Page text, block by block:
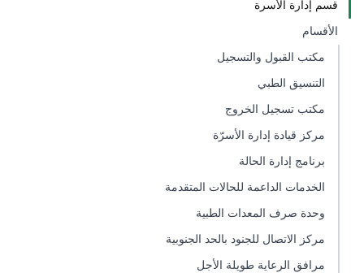
قسم إدارة الأسرة
الأقسام
مكتب القبول والتسجيل
التنسيق الطبي
مكتب تسجيل الخروج
مركز قيادة إدارة الأسرّة
برنامج إدارة الحالة
الخدمات الداعمة للحالات المتقدمة
وحدة صرف المعدات الطبية
مركز الاتصال للجنود بالحد الجنوبية
مرافق الرعاية طويلة الأجل